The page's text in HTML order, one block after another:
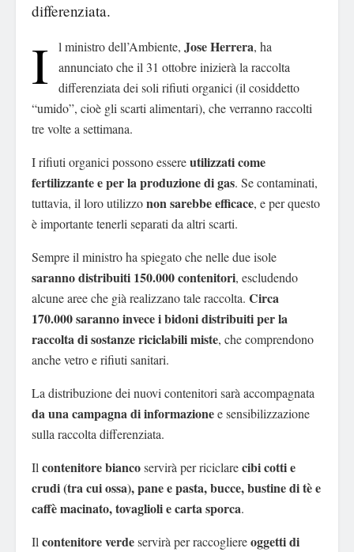
differenziata.
I l ministro dell’Ambiente, Jose Herrera, ha
annunciato che il 31 ottobre inizierà la raccolta
differenziata dei soli rifiuti organici (il cosiddetto
“umido”, cioè gli scarti alimentari), che verranno raccolti
tre volte a settimana.
I rifiuti organici possono essereutilizzati come
fertilizzante e per la produzione di gas. Se contaminati,
tuttavia, il loro utilizzonon sarebbe efficace, e per questo
è importante tenerli separati da altri scarti.
Sempre il ministro ha spiegato che nelle due isole
saranno distribuiti 150.000 contenitori, escludendo
alcune aree che già realizzano tale raccolta. Circa
170.000 saranno invece i bidoni distribuiti per la
raccolta di sostanze riciclabili miste, che comprendono
anche vetro e rifiuti sanitari.
La distribuzione dei nuovi contenitori sarà accompagnata
da una campagna di informazionee sensibilizzazione
sulla raccolta differenziata.
Il contenitore biancoservirà per riciclarecibi cotti e
crudi(tra cui ossa), pane e pasta, bucce, bustine di tè e
caffè macinato, tovaglioli e carta sporca.
Il contenitore verdeservirà per raccogliereoggetti di